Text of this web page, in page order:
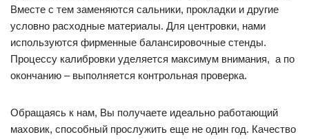
Вместе с тем заменяются сальники, прокладки и другие
условно расходные материалы. Для центровки, нами
используются фирменные балансировочные стенды.
Процессу калибровки уделяется максимум внимания, а по
окончанию – выполняется контрольная проверка.
Обращаясь к нам, Вы получаете идеально работающий
маховик, способный прослужить еще не один год. Качество